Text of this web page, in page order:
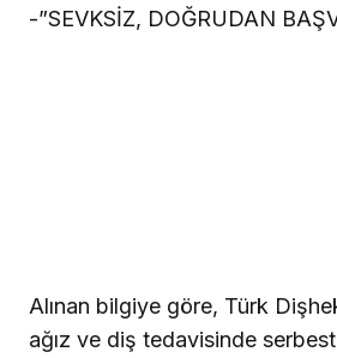
-”SEVKSİZ, DOĞRUDAN
Alınan bilgiye göre, Türk
ağız ve diş tedavisinde serbest